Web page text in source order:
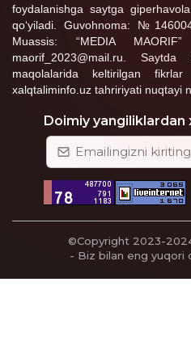
foydalanishga saytga
qo‘yiladi. Guvohnoma:
Muassis: “MEDIA
maorif_2023@mail.ru.
maqolalarida keltirilgan
xalqtaliminfo.uz tahririyati nuqtayi
Doimiy yangiliklardan
©Copyright 2023-
- Biz bilan eng yuqori